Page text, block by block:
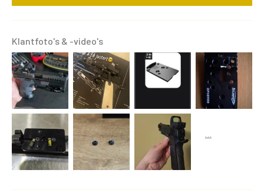
Klantfoto's & -video's